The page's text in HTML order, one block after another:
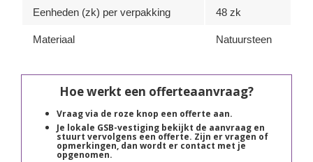
Eenheden (zk) per verpakking 48 zk
Materiaal Natuursteen
Hoe werkt een offerteaanvraag?
Vraag via de roze knop een offerte aan.
Je lokale GSB-vestiging bekijkt de aanvraag en
stuurt vervolgens een offerte. Zijn er vragen of
opmerkingen, dan wordt er contact met je
opgenomen.